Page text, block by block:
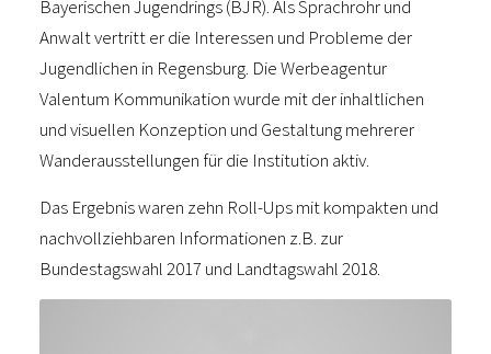
Bayerischen Jugendrings (BJR). Als Sprachrohr und
Anwalt vertritt er die Interessen und Probleme der
Jugendlichen in Regensburg. Die Werbeagentur
Valentum Kommunikation wurde mit der inhaltlichen
und visuellen Konzeption und Gestaltung mehrerer
Wanderausstellungen für die Institution aktiv.
Das Ergebnis waren zehn Roll-Ups mit kompakten und
nachvollziehbaren Informationen z.B. zur
Bundestagswahl 2017 und Landtagswahl 2018.